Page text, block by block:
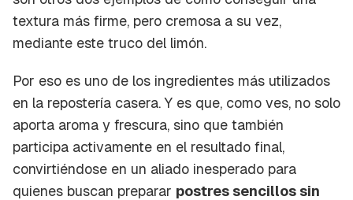
textura más firme, pero cremosa a su vez,
mediante este truco del limón.
Por eso es uno de los ingredientes más utilizados
en la repostería casera. Y es que, como ves, no solo
aporta aroma y frescura, sino que también
participa activamente en el resultado final,
convirtiéndose en un aliado inesperado para
quienes buscan preparar postres sencillos sin